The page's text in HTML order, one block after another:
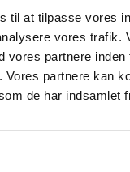
til at tilpasse vores
vores trafik.
vores partnere
Vores partnere kan
de har indsamlet
i Blom-Hansen, J.,
(red.) (2014).
København: Hans
(2018). Ny
uddannelse til psykisk